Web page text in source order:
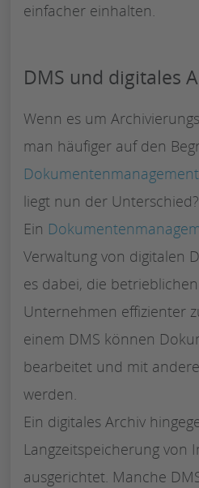
einfacher einhalten.
DMS und digitales
Wenn es um
man häufiger auf den
liegt nun der Unterschied?
Ein
Verwaltung von digitalen
es dabei, die
Unternehmen effizienter
einem DMS können
bearbeitet und mit
werden.
Ein digitales Archiv
Langzeitspeicherung von
ausgerichtet. Manche